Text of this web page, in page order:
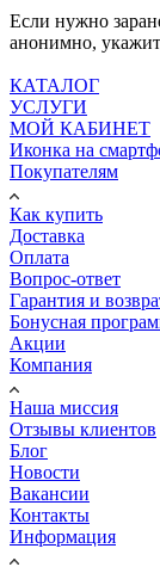
Если нужно
анонимно,
КАТАЛОГ
УСЛУГИ
МОЙ КАБИНЕТ
Иконка на
Покупателям
Как купить
Доставка
Оплата
Вопрос-ответ
Гарантия и
Бонусная
Акции
Компания
Наша миссия
Отзывы клиентов
Блог
Новости
Вакансии
Контакты
Информация